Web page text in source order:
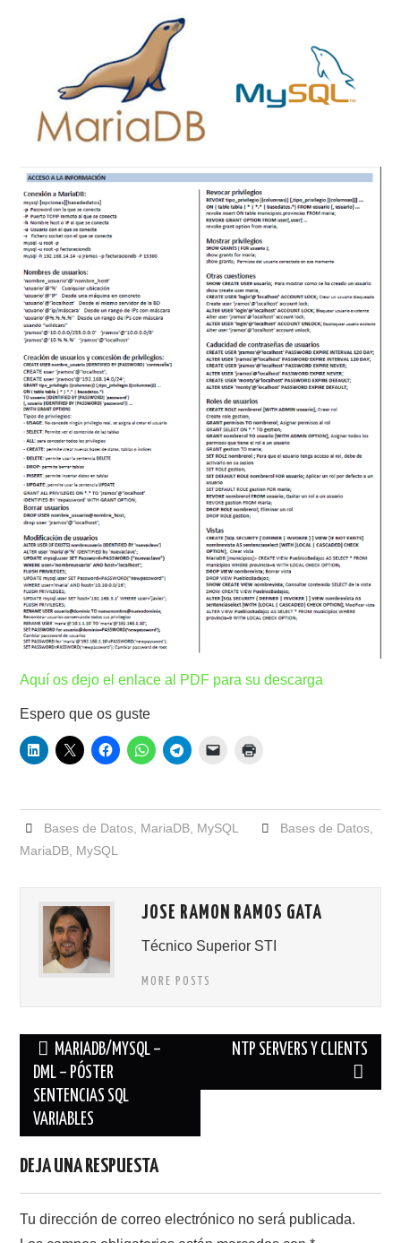
Aquí os dejo el enlace al PDF para su descarga
Espero que os guste
Bases de Datos, MariaDB, MySQL Bases de Datos,
MariaDB, MySQL
JOSE RAMON RAMOS GATA
Técnico Superior STI
MORE POSTS
Navegación
de
entradas
MARIADB/MYSQL –
DML – PÓSTER
SENTENCIAS SQL
VARIABLES
NTP SERVERS Y CLIENTS
DEJA UNA RESPUESTA
Tu dirección de correo electrónico no será publicada.